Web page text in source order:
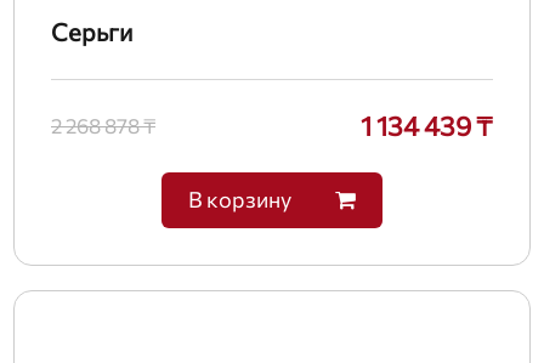
Серьги
2 268 878 ₸ 1 134 439 ₸
В корзину